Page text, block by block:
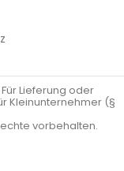
Lieferung oder
Kleinunternehmer (§
vorbehalten.